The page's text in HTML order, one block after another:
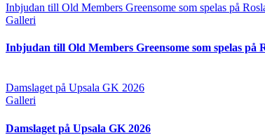
Inbjudan till Old Members Greensome som spelas på
Galleri
Inbjudan till Old Members Greensome som spelas på
Damslaget på Upsala GK 2026
Galleri
Damslaget på Upsala GK 2026